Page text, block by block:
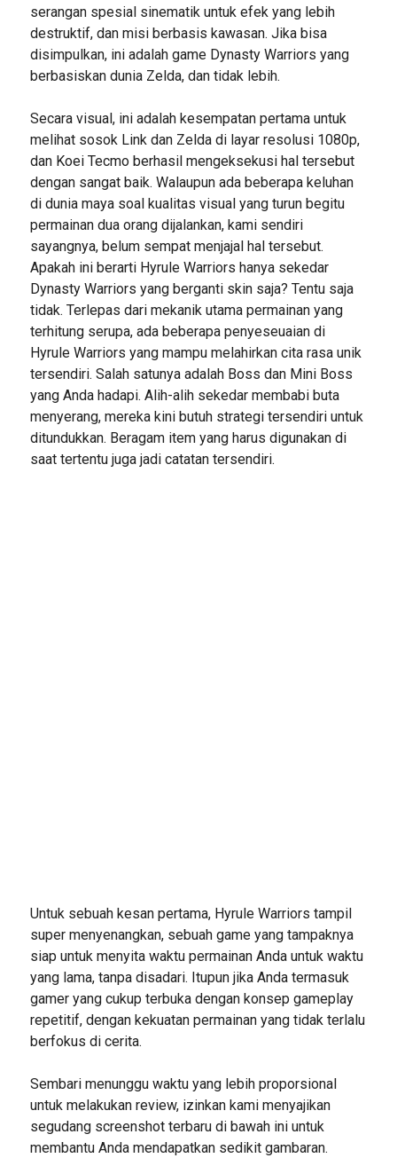
serangan spesial sinematik untuk efek yang lebih
destruktif, dan misi berbasis kawasan. Jika bisa
disimpulkan, ini adalah game Dynasty Warriors yang
berbasiskan dunia Zelda, dan tidak lebih.
Secara visual, ini adalah kesempatan pertama untuk
melihat sosok Link dan Zelda di layar resolusi 1080p,
dan Koei Tecmo berhasil mengeksekusi hal tersebut
dengan sangat baik. Walaupun ada beberapa keluhan
di dunia maya soal kualitas visual yang turun begitu
permainan dua orang dijalankan, kami sendiri
sayangnya, belum sempat menjajal hal tersebut.
Apakah ini berarti Hyrule Warriors hanya sekedar
Dynasty Warriors yang berganti skin saja? Tentu saja
tidak. Terlepas dari mekanik utama permainan yang
terhitung serupa, ada beberapa penyeseuaian di
Hyrule Warriors yang mampu melahirkan cita rasa unik
tersendiri. Salah satunya adalah Boss dan Mini Boss
yang Anda hadapi. Alih-alih sekedar membabi buta
menyerang, mereka kini butuh strategi tersendiri untuk
ditundukkan. Beragam item yang harus digunakan di
saat tertentu juga jadi catatan tersendiri.
Untuk sebuah kesan pertama, Hyrule Warriors tampil
super menyenangkan, sebuah game yang tampaknya
siap untuk menyita waktu permainan Anda untuk waktu
yang lama, tanpa disadari. Itupun jika Anda termasuk
gamer yang cukup terbuka dengan konsep gameplay
repetitif, dengan kekuatan permainan yang tidak terlalu
berfokus di cerita.
Sembari menunggu waktu yang lebih proporsional
untuk melakukan review, izinkan kami menyajikan
segudang screenshot terbaru di bawah ini untuk
membantu Anda mendapatkan sedikit gambaran.